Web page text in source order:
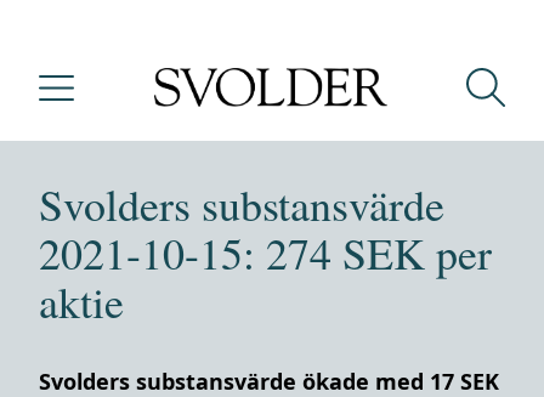
Svolders substansvärde
2021-10-15: 274 SEK per
aktie
Svolders substansvärde ökade med 17 SEK